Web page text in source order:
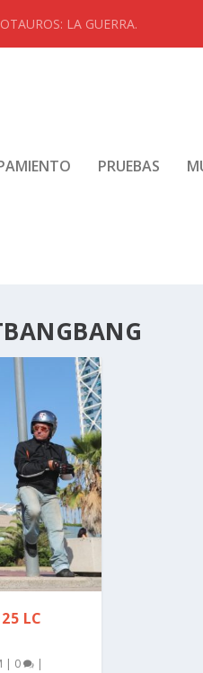
LA GUERRA.
PRUEBAS
LC
| 0 |